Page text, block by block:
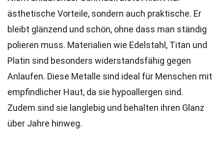
ästhetische Vorteile, sondern auch praktische. Er
bleibt glänzend und schön, ohne dass man ständig
polieren muss. Materialien wie Edelstahl, Titan und
Platin sind besonders widerstandsfähig gegen
Anlaufen. Diese Metalle sind ideal für Menschen mit
empfindlicher Haut, da sie hypoallergen sind.
Zudem sind sie langlebig und behalten ihren Glanz
über Jahre hinweg.